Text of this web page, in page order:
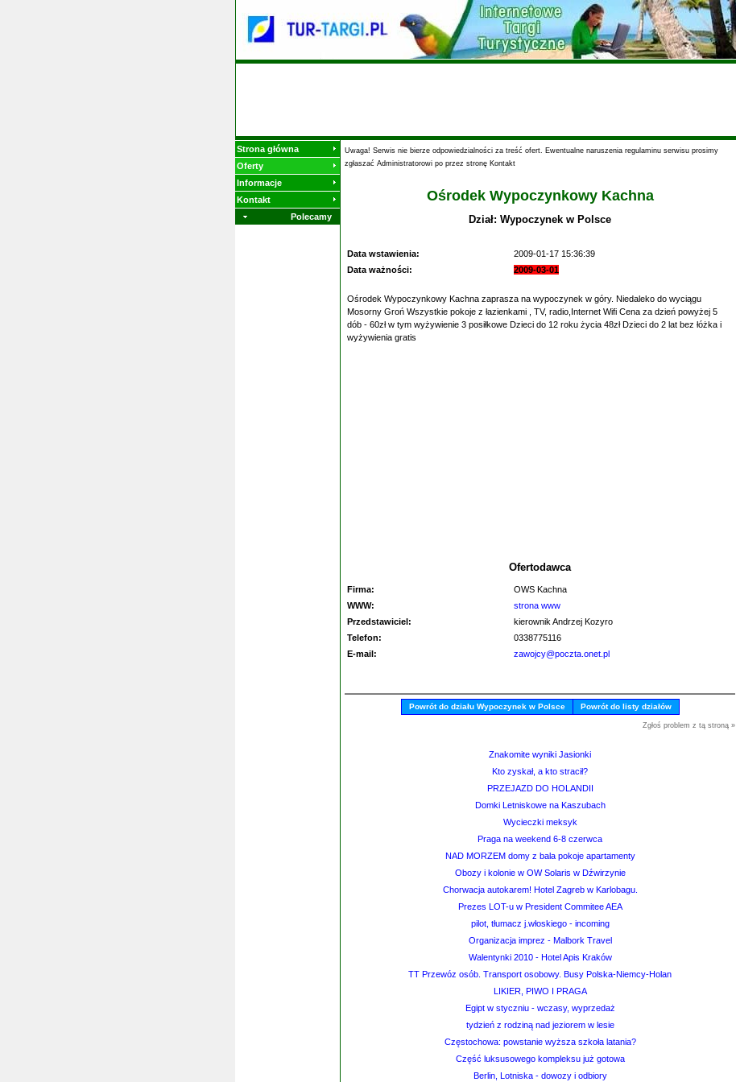
Strona główna
Oferty
Informacje
Kontakt
Polecamy
Uwaga! Serwis nie bierze odpowiedzialności za treść ofert. Ewentualne naruszenia regulaminu serwisu prosimy
zgłaszać Administratorowi po przez stronę Kontakt
Ośrodek Wypoczynkowy Kachna
Dział: Wypoczynek w Polsce
Data wstawienia:
2009-01-17 15:36:39
Data ważności:
2009-03-01
Ośrodek Wypoczynkowy Kachna zaprasza na wypoczynek w góry. Niedaleko do wyciągu
Mosorny Groń Wszystkie pokoje z łazienkami , TV, radio,Internet Wifi Cena za dzień powyżej 5
dób - 60zł w tym wyżywienie 3 posiłkowe Dzieci do 12 roku życia 48zł Dzieci do 2 lat bez łóżka i
wyżywienia gratis
Ofertodawca
Firma:
OWS Kachna
WWW:
strona www
Przedstawiciel:
kierownik Andrzej Kozyro
Telefon:
0338775116
E-mail:
zawojcy@poczta.onet.pl
Powrót do działu Wypoczynek w Polsce Powrót do listy działów
Zgłoś problem z tą stroną »
Znakomite wyniki Jasionki
Kto zyskał, a kto stracił?
PRZEJAZD DO HOLANDII
Domki Letniskowe na Kaszubach
Wycieczki meksyk
Praga na weekend 6-8 czerwca
NAD MORZEM domy z bala pokoje apartamenty
Obozy i kolonie w OW Solaris w Dźwirzynie
Chorwacja autokarem! Hotel Zagreb w Karlobagu.
Prezes LOT-u w President Commitee AEA
pilot, tłumacz j.włoskiego - incoming
Organizacja imprez - Malbork Travel
Walentynki 2010 - Hotel Apis Kraków
TT Przewóz osób. Transport osobowy. Busy Polska-Niemcy-Holan
LIKIER, PIWO I PRAGA
Egipt w styczniu - wczasy, wyprzedaż
tydzień z rodziną nad jeziorem w lesie
Częstochowa: powstanie wyższa szkoła latania?
Część luksusowego kompleksu już gotowa
Berlin, Lotniska - dowozy i odbiory